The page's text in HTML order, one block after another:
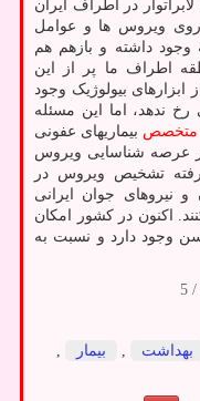
در اطراف ایران
روی ویروس ها و عوامل
وجود داشته و بازهم هم
اطراف ما پر از این
ابزارهای بیولوژیک وجود
رخ ندهد، اما این مسئله
متخصص بیماریهای عفونی
عرصه شناسایی ویروس
تشخیص ویروس در
و نیروهای جوان ایرانی
اکنون در کشور امکان
وجود دارد و نسبت به
/ 5
بهداشت بیمار